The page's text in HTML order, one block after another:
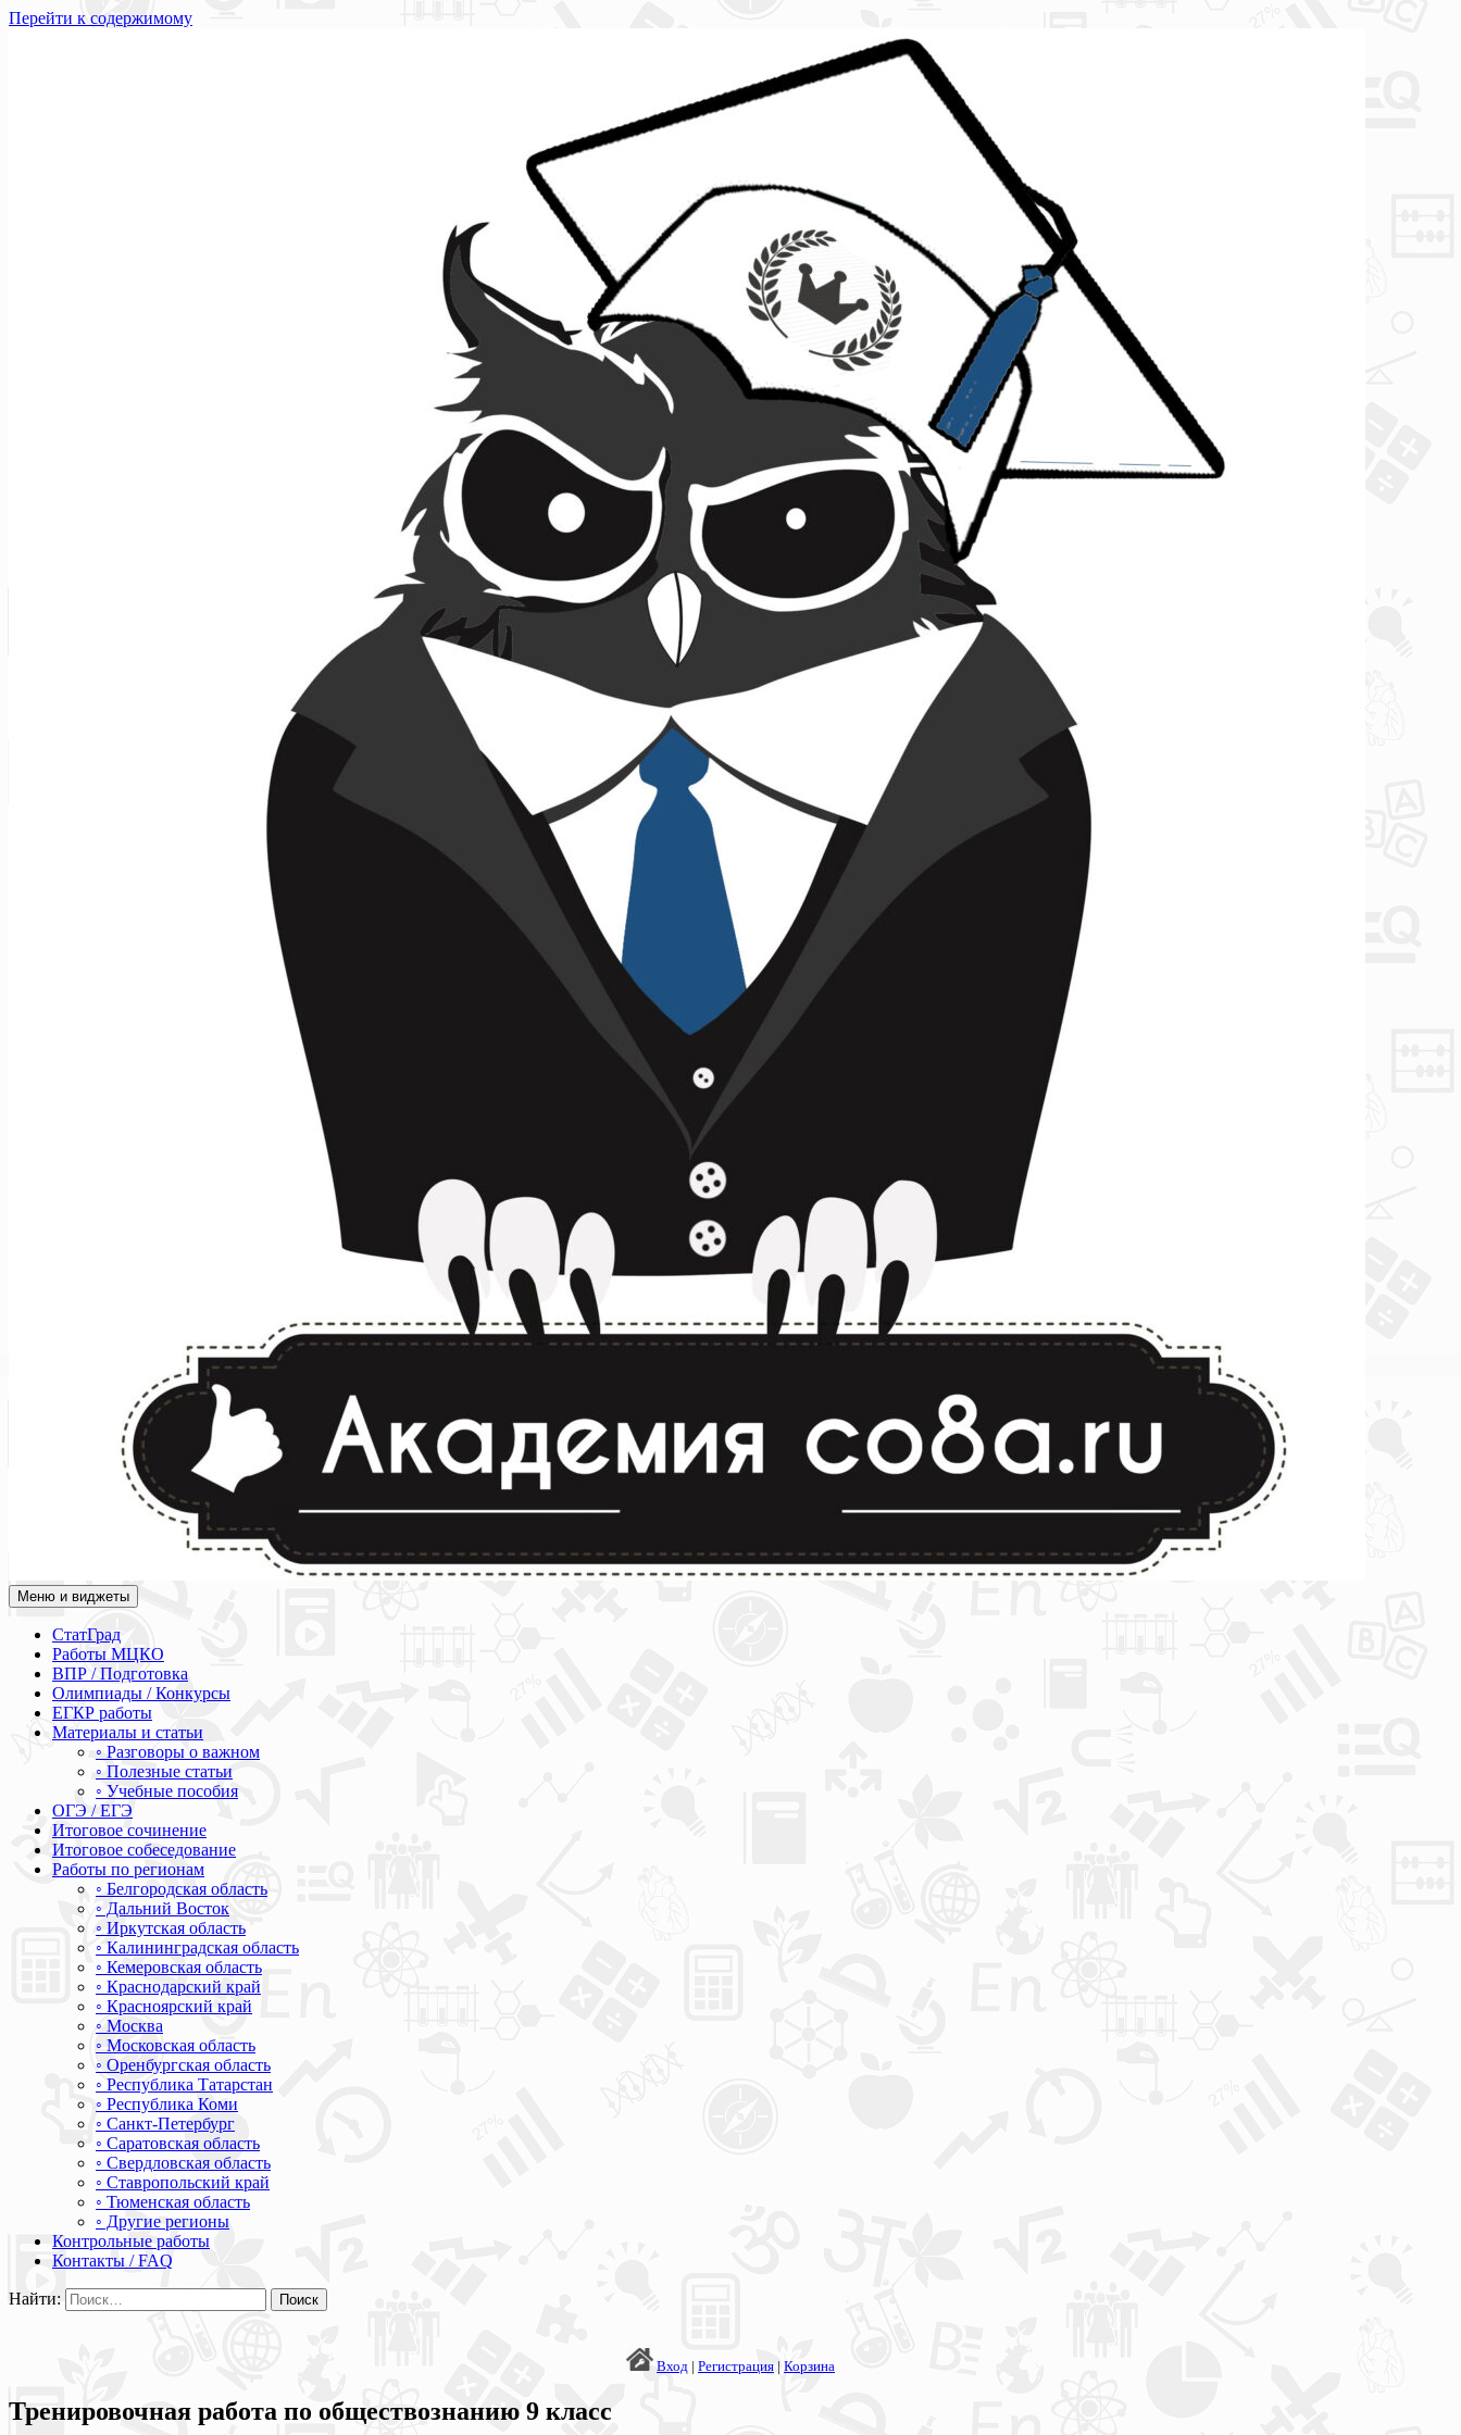
Перейти к содержимому
Академия СОВА
Подготовка к ЕГЭ, ОГЭ, ВПР, МЦКО, СтатГрад, КДР, ВОШ, олимпиады и конкурсы
Меню и виджеты
СтатГрад
Работы МЦКО
ВПР / Подготовка
Олимпиады / Конкурсы
ЕГКР работы
Материалы и статьи
◦ Разговоры о важном
◦ Полезные статьи
◦ Учебные пособия
ОГЭ / ЕГЭ
Итоговое сочинение
Итоговое собеседование
Работы по регионам
◦ Белгородская область
◦ Дальний Восток
◦ Иркутская область
◦ Калининградская область
◦ Кемеровская область
◦ Краснодарский край
◦ Красноярский край
◦ Москва
◦ Московская область
◦ Оренбургская область
◦ Республика Татарстан
◦ Республика Коми
◦ Санкт-Петербург
◦ Саратовская область
◦ Свердловская область
◦ Ставропольский край
◦ Тюменская область
◦ Другие регионы
Контрольные работы
Контакты / FAQ
Найти:
Вход | Регистрация | Корзина
Тренировочная работа по обществознанию 9 класс